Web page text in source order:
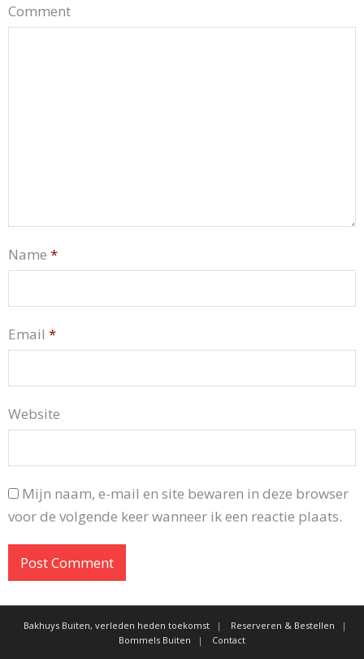
Comment
Name *
Email *
Website
Mijn naam, e-mail en site bewaren in deze browser
voor de volgende keer wanneer ik een reactie plaats.
Bakhuys Buiten, verleden heden toekomst
Reserveren & Bestellen
Bommels Buiten
Contact